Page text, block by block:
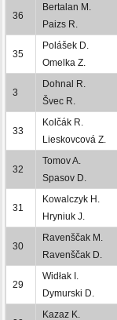
36
Bertalan M.
Paizs R.
35
Polášek D.
Omelka Z.
3
Dohnal R.
Švec R.
33
Kolčák R.
Lieskovcová Z.
32
Tomov A.
Spasov D.
31
Kowalczyk H.
Hryniuk J.
30
Ravenščak M.
Ravenščak D.
29
Widłak I.
Dymurski D.
Kazaz K.